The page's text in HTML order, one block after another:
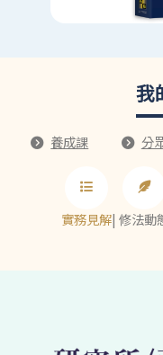
我
養成課 分
實務見解| 修法動